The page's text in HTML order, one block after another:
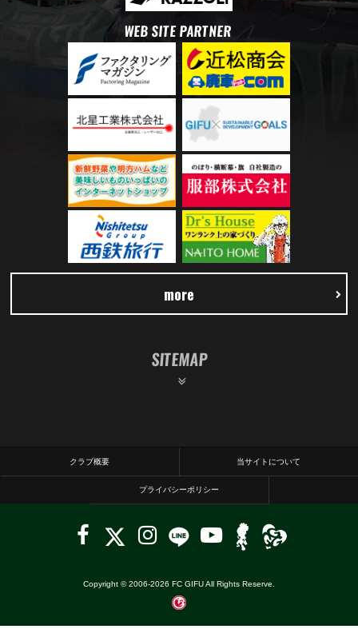
WEB SITE PARTNER
more
SITEMAP
クラブ概要 当サイトについて
プライバシーポリシー
Copyright © 2006-2026 FC GIFU All Rights Reserve.